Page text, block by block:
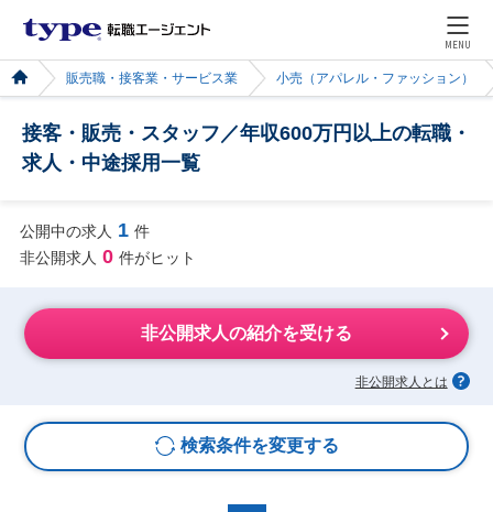
MENU
販売職・接客業・サービス業 小売（アパレル・ファッション）
接客・販売・スタッフ／年収600万円以上の転職・
求人・中途採用一覧
公開中の求人 1 件
非公開求人 0 件がヒット
非公開求人の紹介を受ける
非公開求人とは
検索条件を変更する